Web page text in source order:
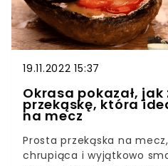
skosztować.
19.11.2022 15:37
Okrasa pokazał,
przekąskę, która
na mecz
Prosta przekąska na
chrupiąca i wyjątkowo